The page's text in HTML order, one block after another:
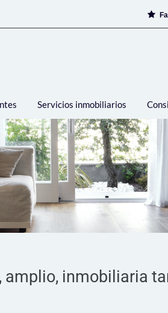
Servicios inmobiliarios
amplio, inmobiliaria